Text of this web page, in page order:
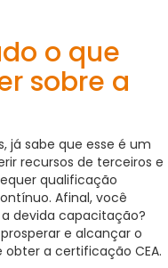
o que
sobre a
já sabe que esse é um
recursos de terceiros e
qualificação
Afinal, você
devida capacitação?
e alcançar o
a certificação CEA.